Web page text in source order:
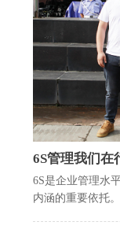
6S管理我们在
6S是企业管理水
内涵的重要依托